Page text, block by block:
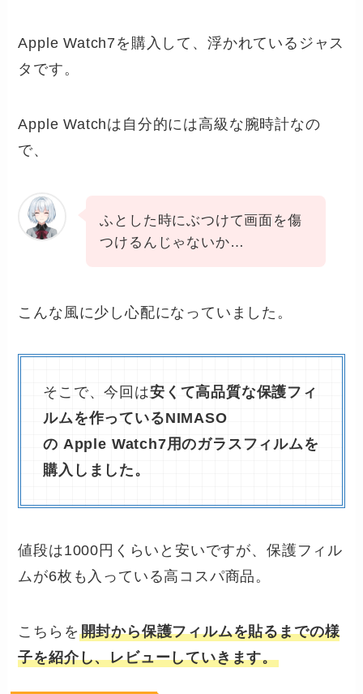
Apple Watch7を購入して、浮かれているジャス
タです。
Apple Watchは自分的には高級な腕時計なの
で、
ふとした時にぶつけて画面を傷
つけるんじゃないか…
こんな風に少し心配になっていました。
そこで、今回は安くて高品質な保護フィ
ルムを作っているNIMASO
の Apple Watch7用のガラスフィルムを
購入しました。
値段は1000円くらいと安いですが、保護フィル
ムが6枚も入っている高コスパ商品。
こちらを 開封から保護フィルムを貼るまでの様
子を紹介し、レビューしていきます。